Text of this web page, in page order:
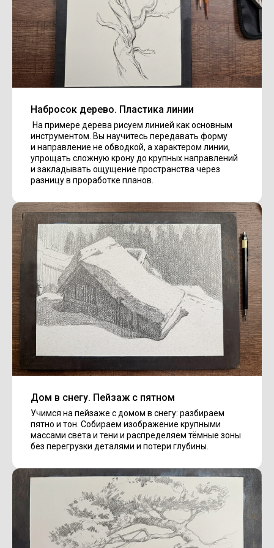
Набросок дерево. Пластика линии
На примере дерева рисуем линией как основным
инструментом. Вы научитесь передавать форму
и направление не обводкой, а характером линии,
упрощать сложную крону до крупных направлений
и закладывать ощущение пространства через
разницу в проработке планов.
Дом в снегу. Пейзаж с пятном
Учимся на пейзаже с домом в снегу: разбираем
пятно и тон. Собираем изображение крупными
массами света и тени и распределяем тёмные зоны
без перегрузки деталями и потери глубины.